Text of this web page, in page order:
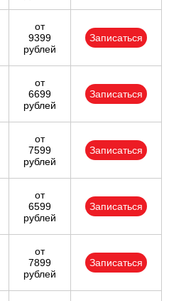
от
9399
рублей
Записаться
от
6699
рублей
Записаться
от
7599
рублей
Записаться
от
6599
рублей
Записаться
от
7899
рублей
Записаться